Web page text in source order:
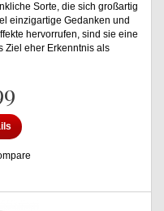
Sorte, die sich großartig
einzigartige Gedanken und
hervorrufen, sind sie eine
Ziel eher Erkenntnis als